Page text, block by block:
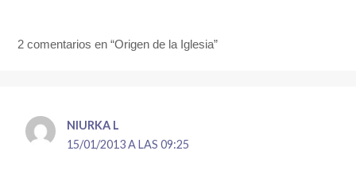
2 comentarios en “Origen de la Iglesia”
NIURKA L
15/01/2013 A LAS 09:25